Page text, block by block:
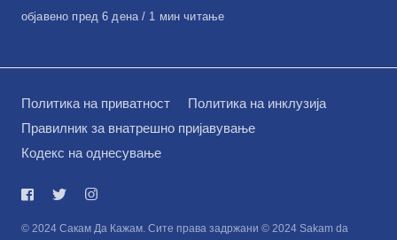
Објавено
објавено пред 6 дена 1 мин читање
Политика на приватност
Политика на инклузија
Правилник за внатрешно пријавување
Кодекс на однесување
© 2024 Сакам Да Кажам. Сите права задржани © 2024 Sakam da